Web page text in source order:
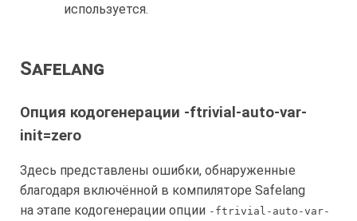
используется.
Safelang
Опция кодогенерации -ftrivial-auto-var-
init=zero
Здесь представлены ошибки, обнаруженные
благодаря включённой в компиляторе Safelang
на этапе кодогенерации опции -ftrivial-auto-var-